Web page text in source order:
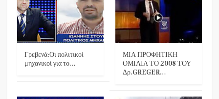
Γρεβενά:Οι πολιτικοί
μηχανικοί για το…
ΜΙΑ ΠΡΟΦΗΤΙΚΗ
ΟΜΙΛΙΑ ΤΟ 2008 ΤΟΥ
Δρ.GREGER…